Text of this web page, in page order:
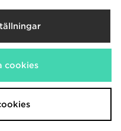
Till
betalningssätt
på www.jdplc.com
cookies